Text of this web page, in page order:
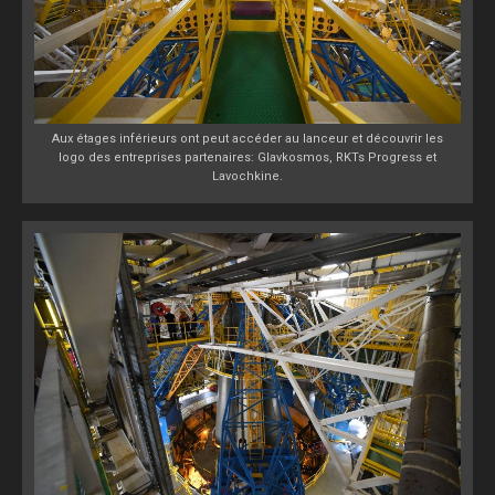
Aux étages inférieurs ont peut accéder au lanceur et découvrir les
logo des entreprises partenaires: Glavkosmos, RKTs Progress et
Lavochkine.